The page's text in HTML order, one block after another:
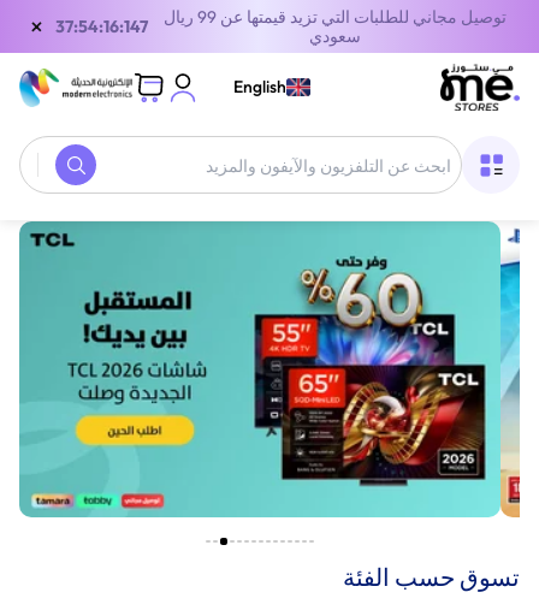
توصيل مجاني للطلبات التي تزيد قيمتها عن 99 ريال
سعودي
37:54:16:147
×
English
‫تسوق حسب الفئة‬